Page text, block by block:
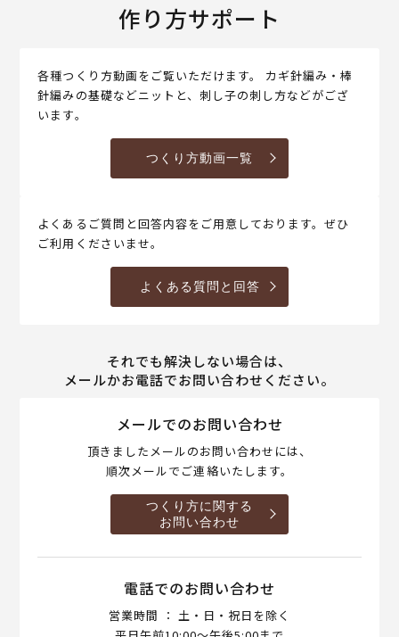
作り方サポート
各種つくり方動画をご覧いただけます。 カギ針編み・棒
針編みの基礎などニットと、刺し子の刺し方などがござ
います。
つくり方動画一覧
よくあるご質問と回答内容をご用意しております。ぜひ
ご利用くださいませ。
よくある質問と回答
それでも解決しない場合は、
メールかお電話でお問い合わせください。
メールでのお問い合わせ
頂きましたメールのお問い合わせには、
順次メールでご連絡いたします。
つくり方に関する
お問い合わせ
電話でのお問い合わせ
営業時間 ： 土・日・祝日を除く